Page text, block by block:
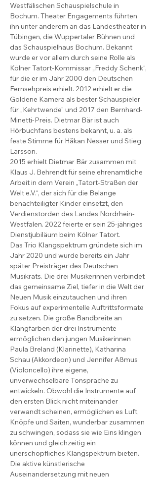
Westfälischen Schauspielschule in
Bochum. Theater Engagements führten
ihn unter anderem an das Landestheater in
Tübingen, die Wuppertaler Bühnen und
das Schauspielhaus Bochum. Bekannt
wurde er vor allem durch seine Rolle als
Kölner Tatort-Kommissar „Freddy Schenk“,
für die er im Jahr 2000 den Deutschen
Fernsehpreis erhielt. 2012 erhielt er die
Goldene Kamera als bester Schauspieler
für „Kehrtwende" und 2017 den Bernhard-
Minetti-Preis. Dietmar Bär ist auch
Hörbuchfans bestens bekannt, u. a. als
feste Stimme für Håkan Nesser und Stieg
Larsson.
2015 erhielt Dietmar Bär zusammen mit
Klaus J. Behrendt für seine ehrenamtliche
Arbeit in dem Verein „Tatort-Straßen der
Welt e.V.“, der sich für die Belange
benachteiligter Kinder einsetzt, den
Verdienstorden des Landes Nordrhein-
Westfalen. 2022 feierte er sein 25-jähriges
Dienstjubiläum beim Kölner Tatort.
Das Trio Klangspektrum gründete sich im
Jahr 2020 und wurde bereits ein Jahr
später Preisträger des Deutschen
Musikrats. Die drei Musikerinnen verbindet
das gemeinsame Ziel, tiefer in die Welt der
Neuen Musik einzutauchen und ihren
Fokus auf experimentelle Auftrittsformate
zu setzen. Die große Bandbreite an
Klangfarben der drei Instrumente
ermöglichen den jungen Musikerinnen
Paula Breland (Klarinette), Katharina
Schau (Akkordeon) und Jennifer Aßmus
(Violoncello) ihre eigene,
unverwechselbare Tonsprache zu
entwickeln. Obwohl die Instrumente auf
den ersten Blick nicht miteinander
verwandt scheinen, ermöglichen es Luft,
Knöpfe und Saiten, wunderbar zusammen
zu schwingen, sodass sie wie Eins klingen
können und gleichzeitig ein
unerschöpfliches Klangspektrum bieten.
Die aktive künstlerische
Auseinandersetzung mit neuen